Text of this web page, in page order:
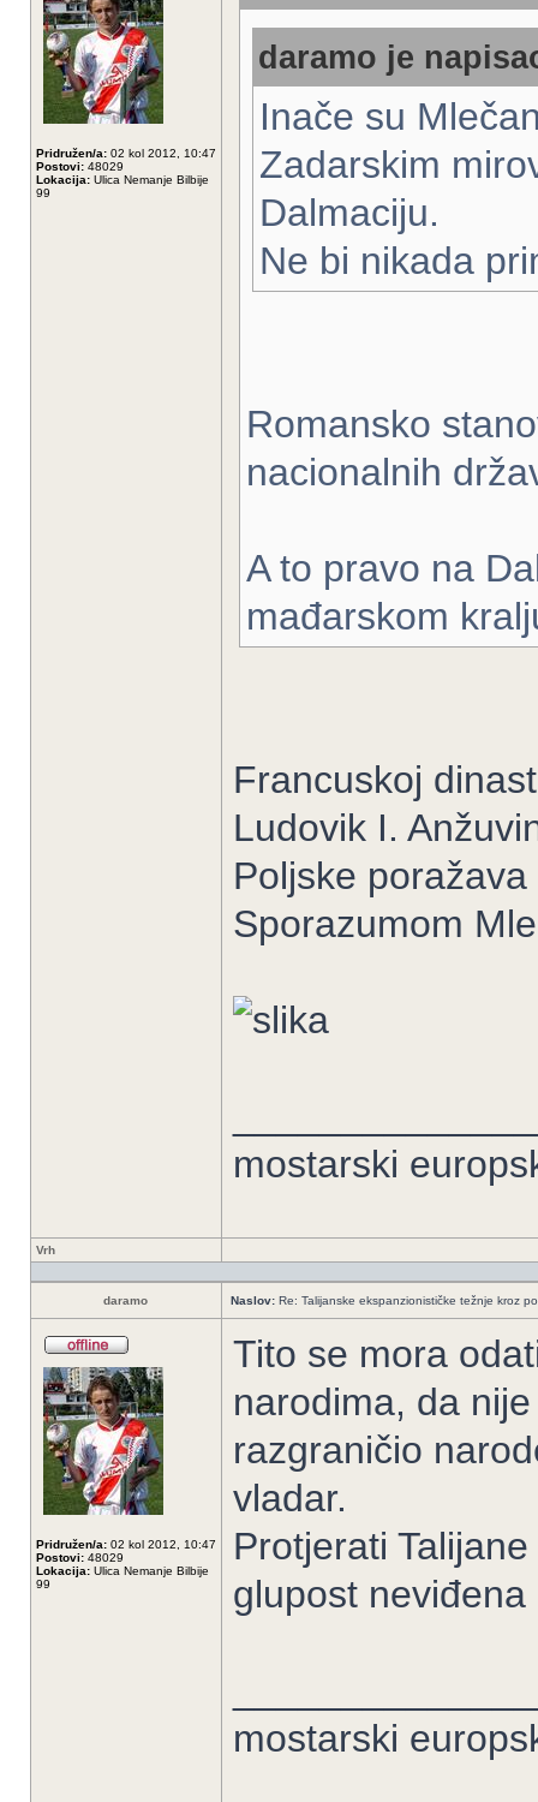
Pridružen/a: 02 kol 2012, 10:47
Postovi: 48029
Lokacija: Ulica Nemanje Bilbije
99
daramo je
Inače su
Zadarskim
Dalmaciju.
Ne bi nikada
Romansko
nacionalnih
A to pravo na
mađarskom
Francuskoj
Ludovik I.
Poljske
Sporazumom
mostarski
Vrh
daramo Naslov: Re: Talijanske ekspanzionističke težnje kroz
Pridružen/a: 02 kol 2012, 10:47
Postovi: 48029
Lokacija: Ulica Nemanje Bilbije
99
Tito se mora
narodima, da
razgraničio
vladar.
Protjerati
glupost
mostarski